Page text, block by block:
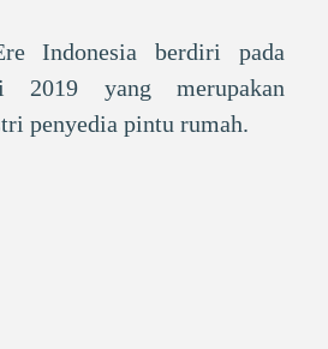
Indonesia berdiri pada
yang merupakan
penyedia pintu rumah.